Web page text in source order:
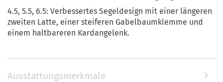
4.5, 5.5, 6.5: Verbessertes Segeldesign mit einer längeren
zweiten Latte, einer steiferen Gabelbaumklemme und
einem haltbareren Kardangelenk.
Ausstattungsmerkmale